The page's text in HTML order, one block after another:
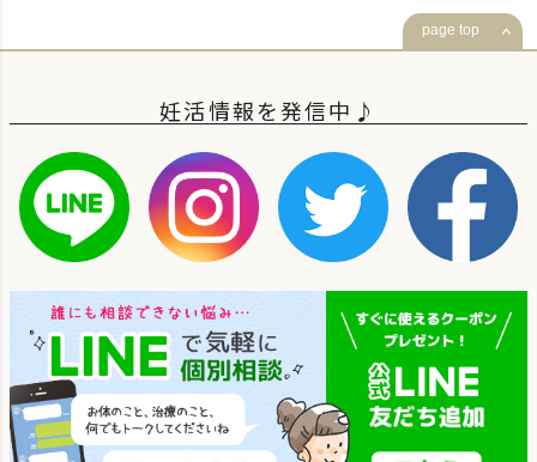
page top
妊活情報を発信中♪